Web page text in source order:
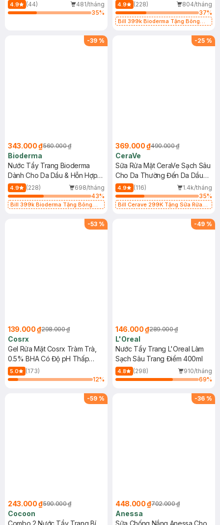
Mới)
4.9 (44)
481/tháng
35%
4.9 (228)
804/tháng
37%
Bill 399k Bioderma Tặng Bông
-39 %
343.000 ₫560.000 ₫
Bioderma
Nước Tẩy Trang Bioderma
Dành Cho Da Dầu & Hỗn Hợp
500ml
4.9 (228)
698/tháng
43%
Bill 399k Bioderma Tặng Bông
-25 %
369.000 ₫490.000 ₫
CeraVe
Sữa Rửa Mặt CeraVe Sạch Sâu
Cho Da Thường Đến Da Dầu
473ml
4.9 (116)
1.4k/tháng
35%
Bill Cerave 299K Tặng Sữa Rửa
-53 %
139.000 ₫298.000 ₫
Cosrx
Gel Rửa Mặt Cosrx Tràm Trà,
0.5% BHA Có Độ pH Thấp
150ml
5.0
(173)
12%
-49 %
146.000 ₫289.000 ₫
L'Oreal
Nước Tẩy Trang L'Oreal Làm
Sạch Sâu Trang Điểm 400ml
4.8 (298)
910/tháng
69%
-59 %
243.000 ₫590.000 ₫
Cocoon
Combo 2 Nước Tẩy Trang Bí
-36 %
448.000 ₫702.000 ₫
Anessa
Sữa Chống Nắng Anessa Cho